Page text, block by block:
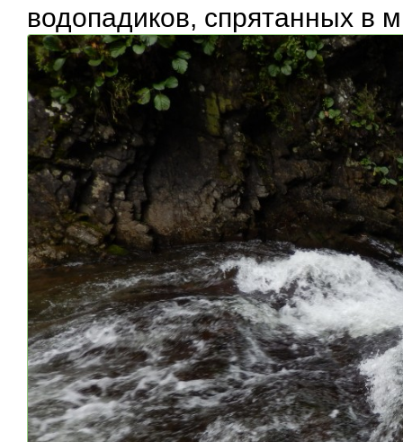
водопадиков, спрятанных в